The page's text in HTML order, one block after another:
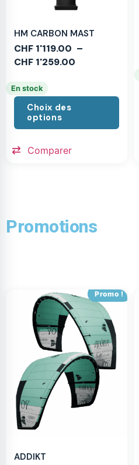
HM CARBON MAST
CHF 1'119.00 –
CHF 1'259.00
En stock
Choix des
options
Comparer
Promotions
Promo !
ADDIKT